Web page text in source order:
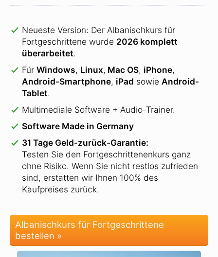
Neueste Version: Der Albanischkurs für
Fortgeschrittene wurde 2026 komplett
überarbeitet.
Für Windows, Linux, Mac OS, iPhone,
Android-Smartphone, iPad sowie Android-
Tablet.
Multimediale Software + Audio-Trainer.
Software Made in Germany
31 Tage Geld-zurück-Garantie:
Testen Sie den Fortgeschrittenenkurs ganz
ohne Risiko. Wenn Sie nicht restlos zufrieden
sind, erstatten wir Ihnen 100% des
Kaufpreises zurück.
Albanischkurs für Fortgeschrittene
bestellen »